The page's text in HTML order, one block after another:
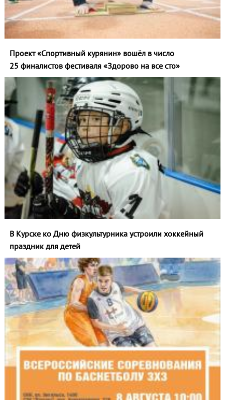
Проект «Спортивный курянин» вошёл в число
25 финалистов фестиваля «Здорово на все сто»
В Курске ко Дню физкультурника устроили хоккейный
праздник для детей